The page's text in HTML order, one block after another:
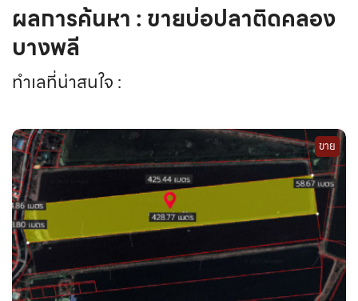
ผลการค้นหา : ขายบ่อปลาติดคลอง
บางพลี
ทำเลที่น่าสนใจ :
ขาย